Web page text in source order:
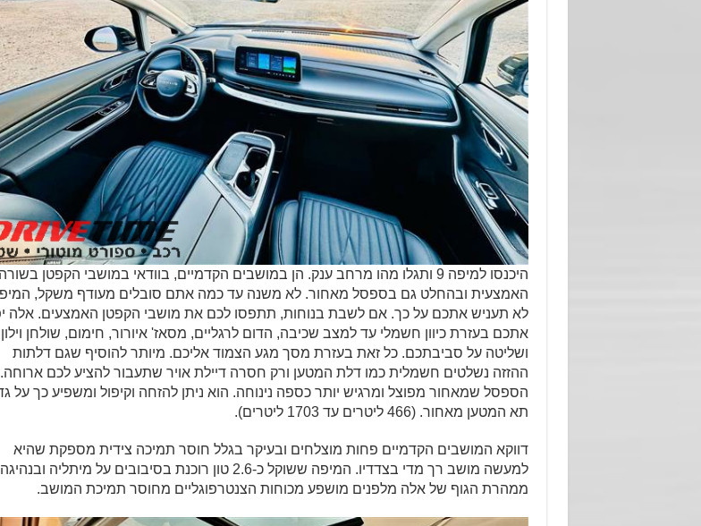
היכנסו למיפה 9 ותגלו מהו מרחב ענק. הן במושבים הקדמיים, בוודאי במושבי הקפטן בשורה
לא תעניש אתכם על כך. אם לשבת בנוחות, תתפסו לכם את מושבי הקפטן האמצעים. אלה
אתכם בעזרת כיוון חשמלי עד למצב שכיבה, הדום לרגליים, מסאז' איורור, חימום, שולחן וילון
ושליטה על סביבתכם. כל זאת בעזרת מסך מגע הצמוד אליכם. מיותר להוסיף שגם דלתות
ההזזה נשלטים חשמלית כמו דלת המטען ורק חסרה דיילת אויר שתעבור להציע לכם ארוחה.
הספסל שמאחור מפוצל ומרגיש יותר כספה נינוחה. הוא ניתן להזחה וקיפול ומשפיע כך על
תא המטען מאחור. (466 ליטרים עד 1703 ליטרים).
דווקא המושבים הקדמיים פחות מוצלחים ובעיקר בגלל חוסר תמיכה צידית מספקת שהיא
למעשה מושב רך מדי בצדדיו. המיפה ששוקל כ-2.6 טון רוכנת בסיבובים על מיתליה ובנהיגה
ממהרת הגוף של אלה מלפנים מושפע מכוחות הצנטרפוגליים מחוסר תמיכת המושב.